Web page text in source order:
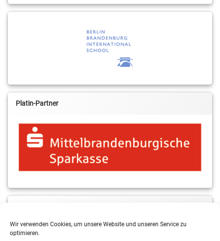
Wir verwenden Cookies, um unsere Website und unseren Service zu
optimieren.
Platin-Partner